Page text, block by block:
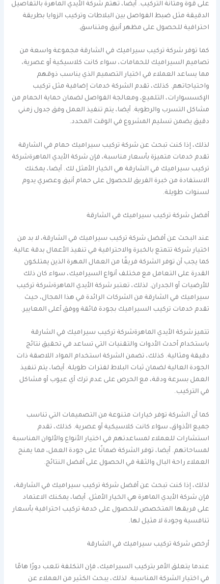
على قوة ومتانة التركيب. أيضا، تهتم شركة الأيدي الماهرة بالتفاصيل
الدقيقة مثل ضبط الفواصل بين البلاطات وتركيب الزوايا بطريقة
احترافية للحصول على مظهر أنيق ومتناسق.
كما توفر شركة تركيب سيراميك في الشارقة مجموعة واسعة من
تصاميم السيراميك للحمامات، سواء كانت كلاسيكية أو عصرية،
مما يساعد العملاء في اختيار التصميم الذي يناسب ذوقهم
واحتياجاتهم. كذلك، تقدم الشركة خدمات إضافية مثل تركيب
الإكسسوارات، التلميع، ومعالجة الفواصل لضمان حماية الحمام من
مشاكل التسرب والرطوبة. أيضا، يتم تنفيذ العمل وفق جدول زمني
دقيق يضمن تسليم المشروع في الوقت المحدد.
لذلك، إذا كنت تبحث عن شركة تركيب سيراميك حمام في الشارقة
تقدم خدمات متميزة بأسعار مناسبة، فإن شركة الأيدي الماهرةشركة
تركيب سيراميك في الشارقة هي الخيار الأمثل لك. أيضا، يمكنك
الاستفادة من خبرة الفريق للحصول على حمام أنيق وعصري يدوم
لسنوات طويلة.
أفضل شركة تركيب سيراميك في الشارقة
عند البحث عن أفضل شركة تركيب سيراميك في الشارقة، لا بد من
اختيار شركة تتمتع بالخبرة والاحترافية في تنفيذ الأعمال بدقة عالية.
كما يجب أن توفر الشركة فريقًا من العمال المهرة الذين يمتلكون
القدرة على التعامل مع مختلف أنواع السيراميك، سواء كان ذلك
للأرضيات أو الجدران. لذلك، تعتبر شركة الأيدي الماهرةشركة تركيب
سيراميك في الشارقة من الشركات الرائدة في هذا المجال، حيث
تقدم خدمات تركيب السيراميك بجودة فائقة ووفق أعلى المعايير.
تتميز شركة الأيدي الماهرةشركة تركيب سيراميك في الشارقة
باستخدام أحدث الأدوات والتقنيات التي تساعد في تحقيق نتائج
دقيقة ومثالية. كذلك، تضمن الشركة استخدام المواد اللاصقة ذات
الجودة العالية لضمان ثبات البلاط لفترات طويلة. أيضا، يتم تنفيذ
العمل بسرعة ودقة، مع الحرص على عدم ترك أي عيوب أو مشاكل
في التركيب.
كما أن الشركة توفر خيارات متنوعة من التصميمات التي تناسب
جميع الأذواق، سواء كانت كلاسيكية أو عصرية. كذلك، تقدم
استشارات للعملاء لمساعدتهم في اختيار الأنواع والألوان المناسبة
لمساحاتهم. أيضا، توفر الشركة ضمانًا على جودة العمل، مما يمنح
العملاء راحة البال والثقة في الحصول على أفضل النتائج.
لذلك، إذا كنت تبحث عن أفضل شركة تركيب سيراميك في الشارقة،
فإن شركة الأيدي الماهرة هي الخيار الأمثل. أيضا، يمكنك الاعتماد
على فريقها المتخصص للحصول على خدمة تركيب احترافية بأسعار
تنافسية وجودة لا مثيل لها.
أرخص شركة تركيب سيراميك في الشارقة
عندما يتعلق الأمر بتركيب السيراميك، فإن التكلفة تلعب دورًا هامًا
في اختيار الشركة المناسبة. لذلك، يبحث الكثير من العملاء عن